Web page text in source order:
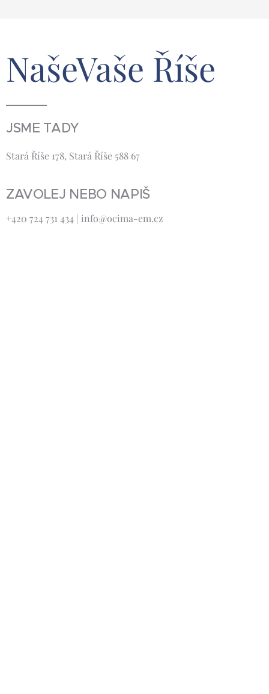
NašeVaše Říše
JSME TADY
Stará Říše 178, Stará Říše 588 67
ZAVOLEJ NEBO NAPIŠ
+420 724 731 434 | info@ocima-em.cz